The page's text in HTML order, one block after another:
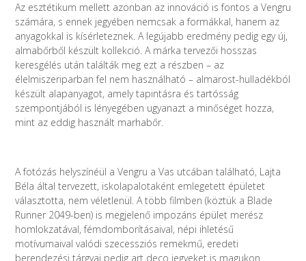
Az esztétikum mellett azonban az innováció is fontos a Vengru
számára, s ennek jegyében nemcsak a formákkal, hanem az
anyagokkal is kísérleteznek. A legújabb eredmény pedig egy új,
almabőrből készült kollekció. A márka tervezői hosszas
keresgélés után találták meg ezt a részben – az
élelmiszeriparban fel nem használható – almarost-hulladékból
készült alapanyagot, amely tapintásra és tartósság
szempontjából is lényegében ugyanazt a minőséget hozza,
mint az eddig használt marhabőr.
A fotózás helyszínéül a Vengru a Vas utcában található, Lajta
Béla által tervezett, iskolapalotaként emlegetett épületet
választotta, nem véletlenül. A több filmben (köztük a Blade
Runner 2049-ben) is megjelenő impozáns épület merész
homlokzatával, fémdomborításaival, népi ihletésű
motívumaival valódi szecessziós remekmű, eredeti
berendezési tárgyai pedig art deco jegyeket is magukon